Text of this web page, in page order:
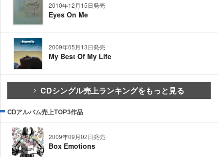
2010年12月15日発売
Eyes On Me
2009年05月13日発売
My Best Of My Life
CDシングル売上ランキングをもっと見る
CDアルバム売上TOP3作品
2009年09月02日発売
Box Emotions